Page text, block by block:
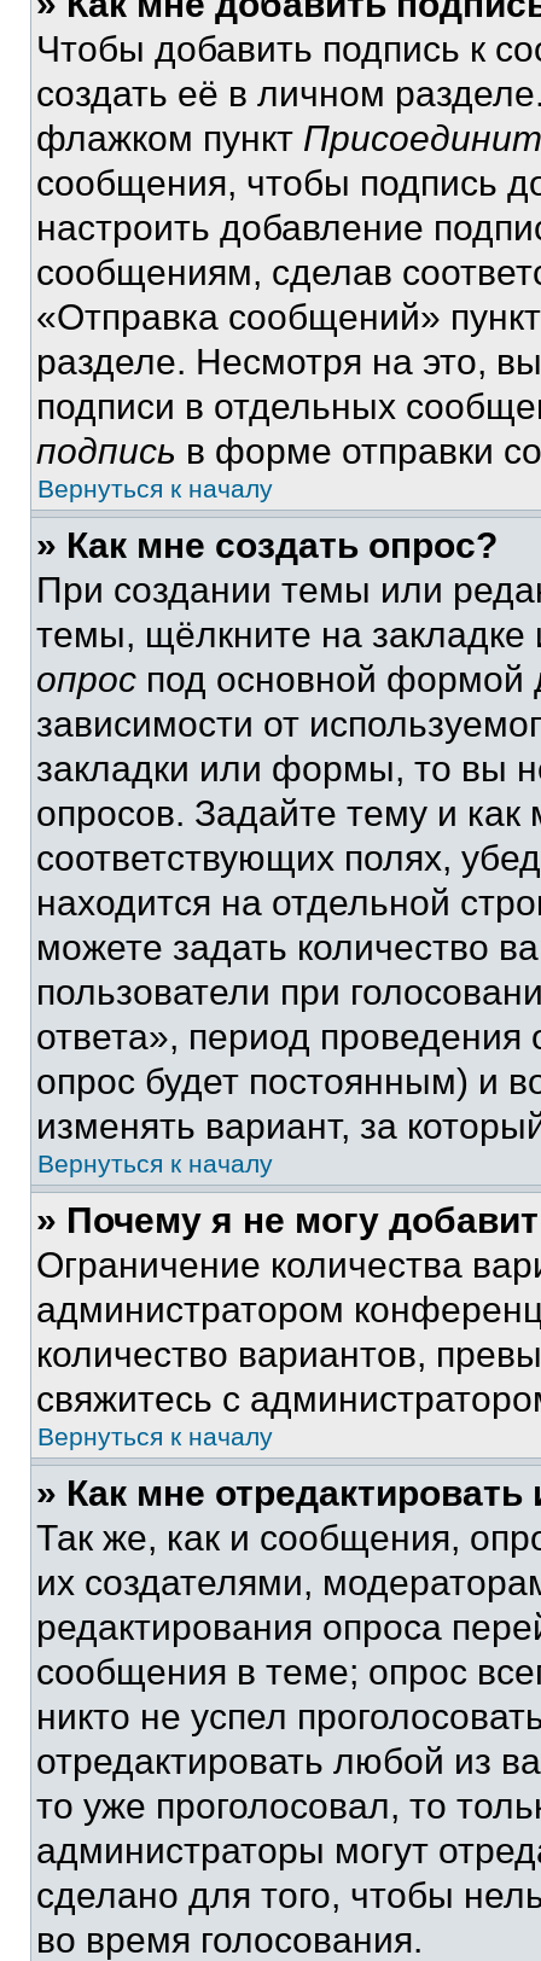
Чтобы добавить подпись к
создать её в личном
флажком пункт
сообщения, чтобы подпись
настроить добавление
сообщениям, сделав
«Отправка сообщений»
разделе. Несмотря на это,
подписи в отдельных
подпись в форме отправки
Вернуться к началу
» Как мне создать опрос?
При создании темы или
темы, щёлкните на
опрос под основной формой
зависимости от
закладки или формы, то вы
опросов. Задайте тему и
соответствующих полях,
находится на отдельной
можете задать количество
пользователи при
ответа», период проведения
опрос будет постоянным) и
изменять вариант, за
Вернуться к началу
» Почему я не могу
Ограничение количества
администратором
количество вариантов,
свяжитесь с
Вернуться к началу
» Как мне
Так же, как и сообщения,
их создателями,
редактирования опроса
сообщения в теме; опрос
никто не успел
отредактировать любой из
то уже проголосовал, то
администраторы могут
сделано для того, чтобы
во время голосования.